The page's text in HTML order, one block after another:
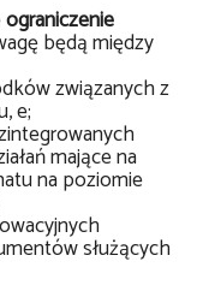
ograniczenie
będą między
związanych z
e;
mające na
na poziomie
służących